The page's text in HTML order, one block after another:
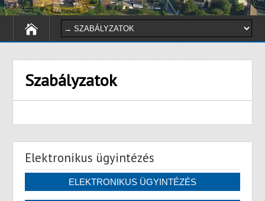
Szabályzatok
Elektronikus ügyintézés